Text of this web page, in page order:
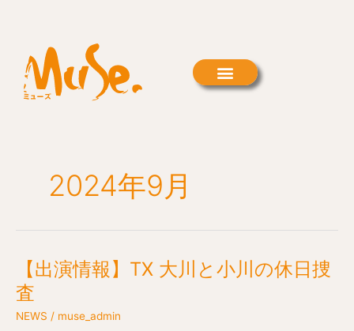
2024年9月
【出演情報】TX 大川と小川の休日捜
査
NEWS / muse_admin
【出
演
情
報】